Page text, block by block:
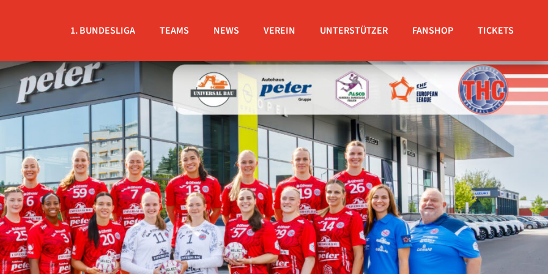
1. BUNDESLIGA TEAMS NEWS VEREIN UNTERSTÜTZER FANSHOP TICKETS